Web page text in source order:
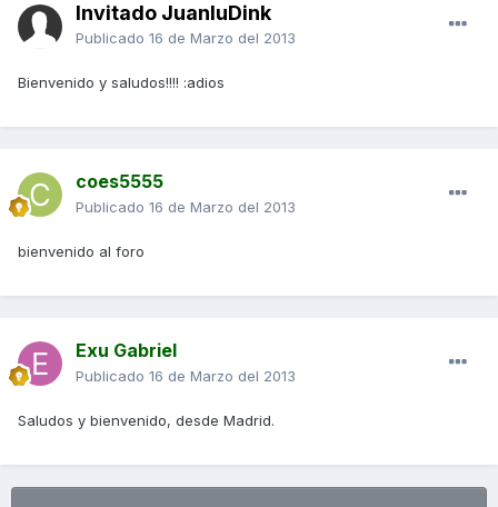
Invitado JuanluDink
Publicado 16 de Marzo del 2013
Bienvenido y saludos!!!! :adios
coes5555
Publicado 16 de Marzo del 2013
bienvenido al foro
Exu Gabriel
Publicado 16 de Marzo del 2013
Saludos y bienvenido, desde Madrid.